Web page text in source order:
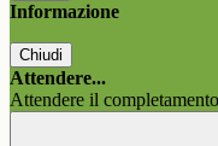
Informazione
Chiudi
Attendere...
Attendere il